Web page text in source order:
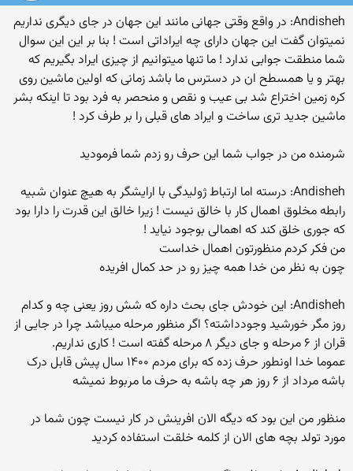
Andisheh: در واقع وقتی جهانی مانند این جهان در جای دیگری نداریم
نمیتوان گفت این جهان دارای چه ایراداتی است ! بنا بر این این سوال
شما منطقت جوابی ندارد ! ما تنها میتوانیم از چیزی ایراد بگیریم که
بهتر و یا همسطح ان در دسترس ما باشد زمانی که اولین ماشین روی
کره زمین اختراع شد بی عیب و نقص و منحصر به فرد بود تا اینکه بشر
ماشین جدید تری ساخت و ایراد های قبلی را بر طرف کرد !
شرمنده من در جواب شما این حرف رو زدم شما فرمودید
Andisheh: درسته اما ارتباط ژولیدگی با ارایشگر به هیچ عنوان شبیه
رابطه مخلوق اهمال کار با خالق نیست ! زیرا خالق این قدرت را دارا بود
که جوری خلق کند که اهمالی بوجود نیاید !
من فکر کردم منظورتون اهمال خداست
چون به نظر من خدا همه چیز رو در حد کمال افریده
Andisheh: این خودش جای بحث داره که شش روز یعنی چه و کدام
روز مگر خورشید وجودداشته؟ اگر منظور مرحله میباشد چرا در جایی از
قران از ۶ مرحله و جای دیگر ۸ مرحله گفته است ! کاری نداریم.
عموما خدا اونطور حرف زده که برای مردم ۱۴۰۰ سال پیش قابل درک
باشه مرداد از ۶ روز هر چه باشه به حرف ما مربوط نمیشه
منظور من این بود که دیگه الان افرینش در کار نیست چون شما در
مورد تولد بچه های الان از کلمه خلقت استفاده کردید